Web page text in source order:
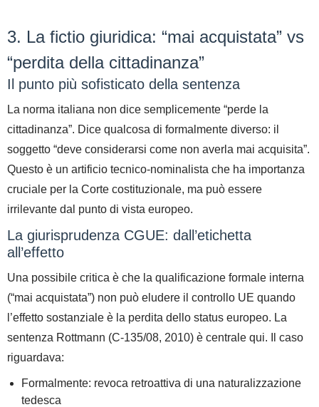
3. La fictio giuridica: “mai acquistata” vs
“perdita della cittadinanza”
Il punto più sofisticato della sentenza
La norma italiana non dice semplicemente “perde la
cittadinanza”. Dice qualcosa di formalmente diverso: il
soggetto “deve considerarsi come non averla mai acquisita”.
Questo è un artificio tecnico-nominalista che ha importanza
cruciale per la Corte costituzionale, ma può essere
irrilevante dal punto di vista europeo.
La giurisprudenza CGUE: dall’etichetta
all’effetto
Una possibile critica è che la qualificazione formale interna
(“mai acquistata”) non può eludere il controllo UE quando
l’effetto sostanziale è la perdita dello status europeo. La
sentenza Rottmann (C-135/08, 2010) è centrale qui. Il caso
riguardava:
Formalmente: revoca retroattiva di una naturalizzazione
tedesca